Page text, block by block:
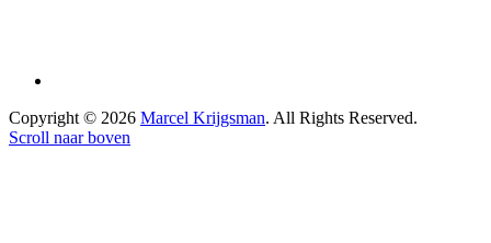
Copyright © 2026 Marcel Krijgsman. All Rights Reserved.
Scroll naar boven